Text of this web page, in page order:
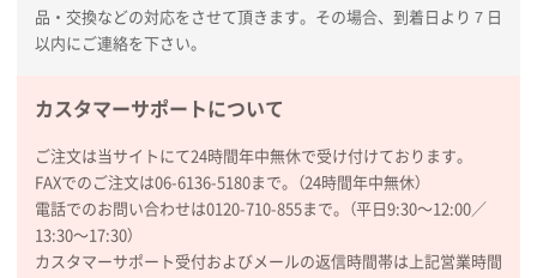
品・交換などの対応をさせて頂きます。その場合、到着日より７日
以内にご連絡を下さい。
カスタマーサポートについて
ご注文は当サイトにて24時間年中無休で受け付けております。
FAXでのご注文は06-6136-5180まで。（24時間年中無休）
電話でのお問い合わせは0120-710-855まで。（平日9:30〜12:00／
13:30〜17:30）
カスタマーサポート受付およびメールの返信時間帯は上記営業時間